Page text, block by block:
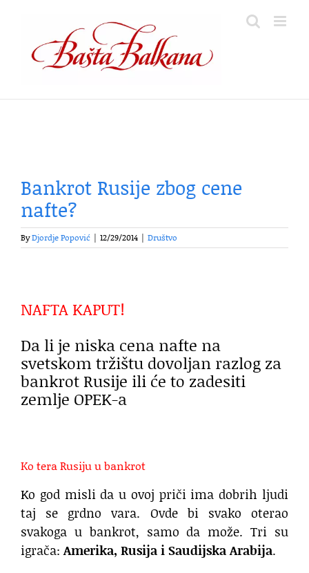
content
Bankrot Rusije zbog cene
nafte?
ByDjordje Popović 12/29/2014 Društvo
NAFTA KAPUT!
Da li je niska cena nafte na
svetskom tržištu dovoljan razlog za
bankrot Rusije ili će to zadesiti
zemlje OPEK-a
Ko tera Rusiju u bankrot
Ko god misli da u ovoj priči ima dobrih ljudi
taj se grdno vara. Ovde bi svako oterao
svakoga u bankrot, samo da može. Tri su
igrača:Amerika, Rusija i Saudijska Arabija.